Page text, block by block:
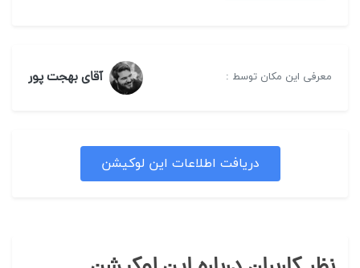
معرفی این مکان توسط : آقای بهجت پور
دریافت اطلاعات این لوکیشن